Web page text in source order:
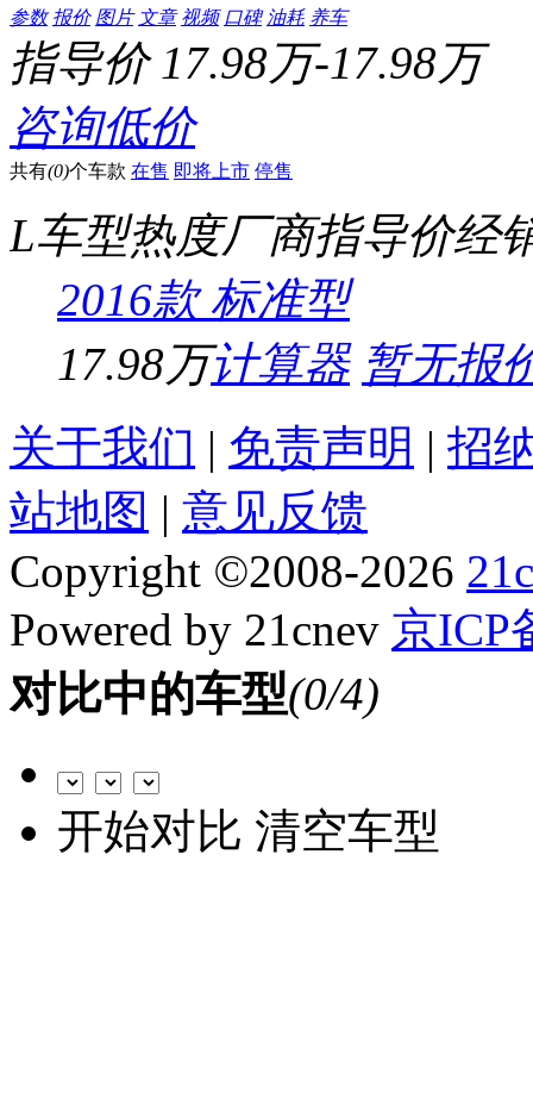
参数 报价 图片 文章 视频 口碑 油耗 养车
指导价 17.98万-17.98万
咨询低价
共有(0)个车款 在售 即将上市 停售
L车型热度厂商指导价经
2016款 标准型
17.98万计算器 暂无报
关于我们 | 免责声明 | 招
站地图 | 意见反馈
Copyright ©2008-2026
Powered by 21cnev 京ICP
对比中的车型(0/4)
开始对比 清空车型